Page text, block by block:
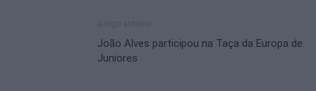
João Alves participou na Taça da Europa de
Juniores